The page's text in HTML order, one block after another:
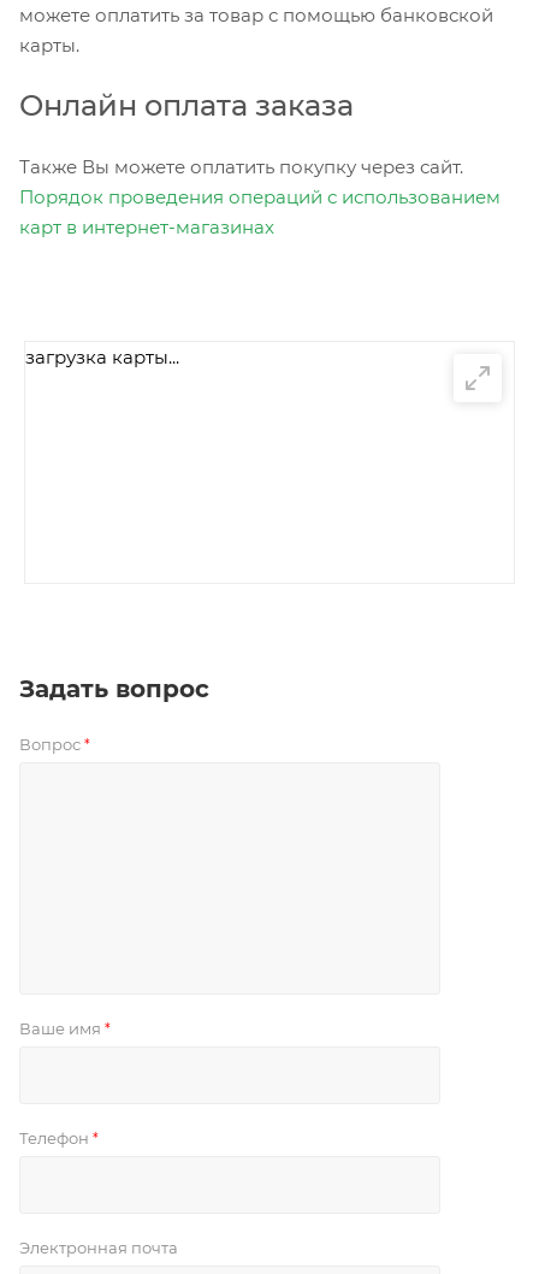
можете оплатить за товар с помощью банковской
карты.
Онлайн оплата заказа
Также Вы можете оплатить покупку через сайт.
Порядок проведения операций с использованием
карт в интернет-магазинах
загрузка карты...
Задать вопрос
Вопрос *
Ваше имя *
Телефон *
Электронная почта